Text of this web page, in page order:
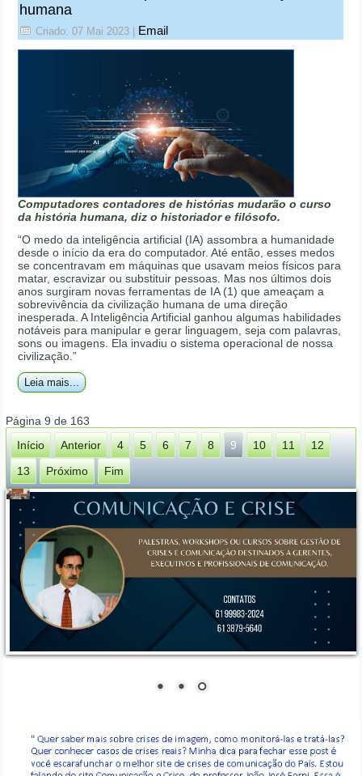
humana
Criado: 07 Mai 2023 Email
Computadores contadores de histórias mudarão o curso
da história humana, diz o historiador e filósofo.
“O medo da inteligência artificial (IA) assombra a humanidade
desde o início da era do computador. Até então, esses medos
se concentravam em máquinas que usavam meios físicos para
matar, escravizar ou substituir pessoas. Mas nos últimos dois
anos surgiram novas ferramentas de IA (1) que ameaçam a
sobrevivência da civilização humana de uma direção
inesperada. A Inteligência Artificial ganhou algumas habilidades
notáveis para manipular e gerar linguagem, seja com palavras,
sons ou imagens. Ela invadiu o sistema operacional de nossa
civilização.”
Leia mais...
Página 9 de 163
Início
Anterior 4 5 6 7 8 9 10 11
12
13
Próximo Fim